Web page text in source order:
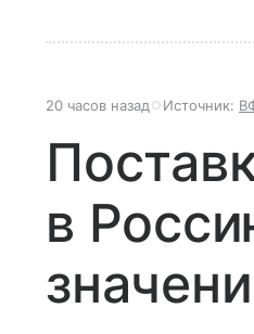
20 часов назад Источник:
в